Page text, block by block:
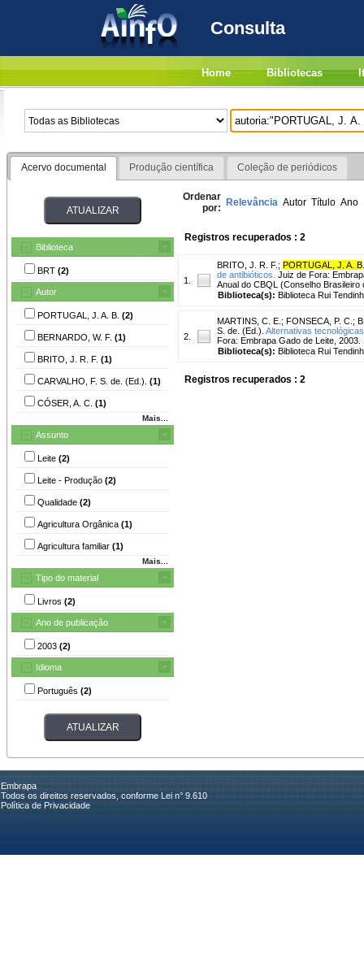
Consulta
Home Bibliotecas
Acervo documental Produção científica Coleção de periódicos
Biblioteca
BRT (2)
Autor
PORTUGAL, J. A. B. (2)
BERNARDO, W. F. (1)
BRITO, J. R. F. (1)
CARVALHO, F. S. de. (Ed.). (1)
CÓSER, A. C. (1)
Mais...
Assunto
Leite (2)
Leite - Produção (2)
Qualidade (2)
Agricultura Orgânica (1)
Agricultura familiar (1)
Mais...
Tipo do material
Livros (2)
Ano de publicação
2003 (2)
Idioma
Português (2)
Ordenar
por: Relevância Autor Título Ano
Registros recuperados : 2
1.
BRITO, J. R. F. ; PORTUGAL, J. A. B
de antibióticos. Juiz de Fora:
Anual do CBQL (Conselho
Biblioteca(s): Biblioteca Rui
2.
MARTINS, C. E. ; FONSECA, P. C. ;
S. de. (Ed.). Alternativas
Fora: Embrapa Gado de Leite,
Biblioteca(s): Biblioteca Rui
Registros recuperados : 2
Embrapa
Todos os direitos reservados, conforme Lei n° 9.610
Política de Privacidade